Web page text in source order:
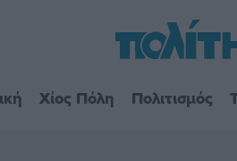
Χίος Πόλη Πολιτισμός